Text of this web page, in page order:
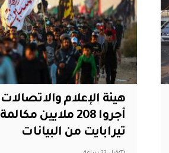
هيئة الإعلام والاتصالات:
تيرابايت من البيانات